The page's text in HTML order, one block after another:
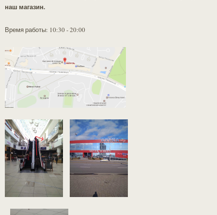
наш магазин.
Время работы: 10:30 - 20:00